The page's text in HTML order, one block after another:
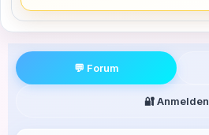
💬 Forum
🔐 Anmelden